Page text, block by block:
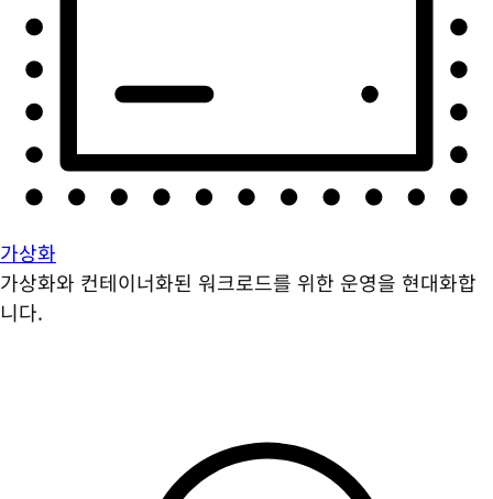
가상화
가상화와 컨테이너화된 워크로드를 위한 운영을 현대화합
니다.